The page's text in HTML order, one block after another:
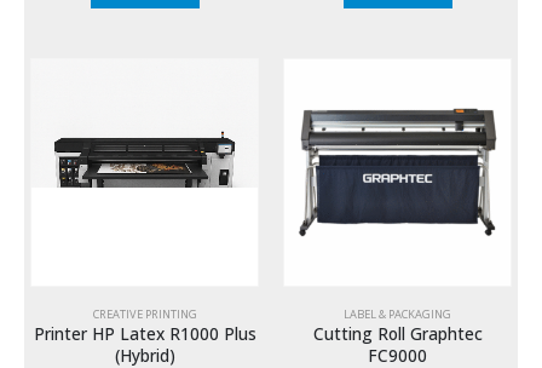
CREATIVE PRINTING
Printer HP Latex R1000 Plus
(Hybrid)
LABEL & PACKAGING
Cutting Roll Graphtec
FC9000